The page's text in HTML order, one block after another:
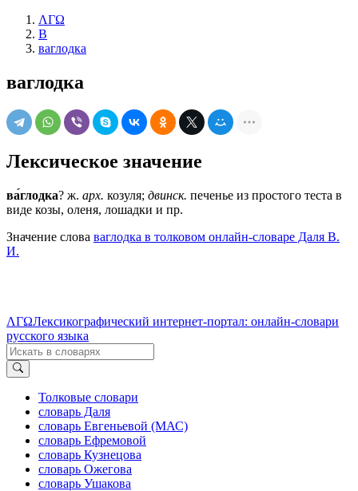
ΛΓΩ
В
ваглодка
ваглодка
Лексическое значение
ва́глодка? ж. арх. козуля; двинск. печенье из простого теста в
виде козы, оленя, лошадки и пр.
Значение слова ваглодка в толковом онлайн-словаре Даля В.
И.
ΛΓΩЛексикографический интернет-портал: онлайн-словари
русского языка
Толковые словари
словарь Даля
словарь Евгеньевой (МАС)
словарь Ефремовой
словарь Кузнецова
словарь Ожегова
словарь Ушакова